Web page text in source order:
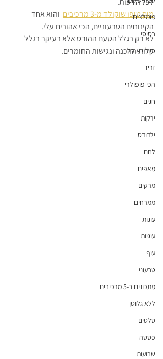
מומלצים
בסיסי
סיוריי אוכל
זריז
הכי פופולרי
חגים
ירקות
ילדודס
לחם
מאפים
מרקים
ממרחים
עוגות
עוגיות
עוף
טבעוני
מתכונים ב-5 מרכיבים
ללא גלוטן
סלטים
פסטה
שבועות
מוס טופו שוקולד מ-3 מרכיבים
  והוא אחד
הקינוחים הטבעוניים, הכי אהובים עלי.
לא רק בגלל הטעם ההורס אלא בעיקר בגלל
קלות ההכנה ונגישות החומרים.